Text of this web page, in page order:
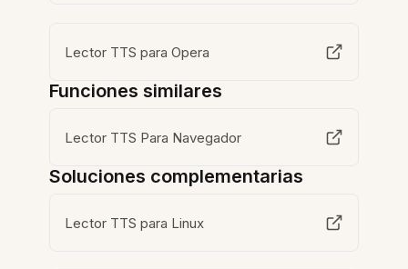
Lector TTS para Opera
Funciones similares
Lector TTS Para Navegador
Soluciones complementarias
Lector TTS para Linux